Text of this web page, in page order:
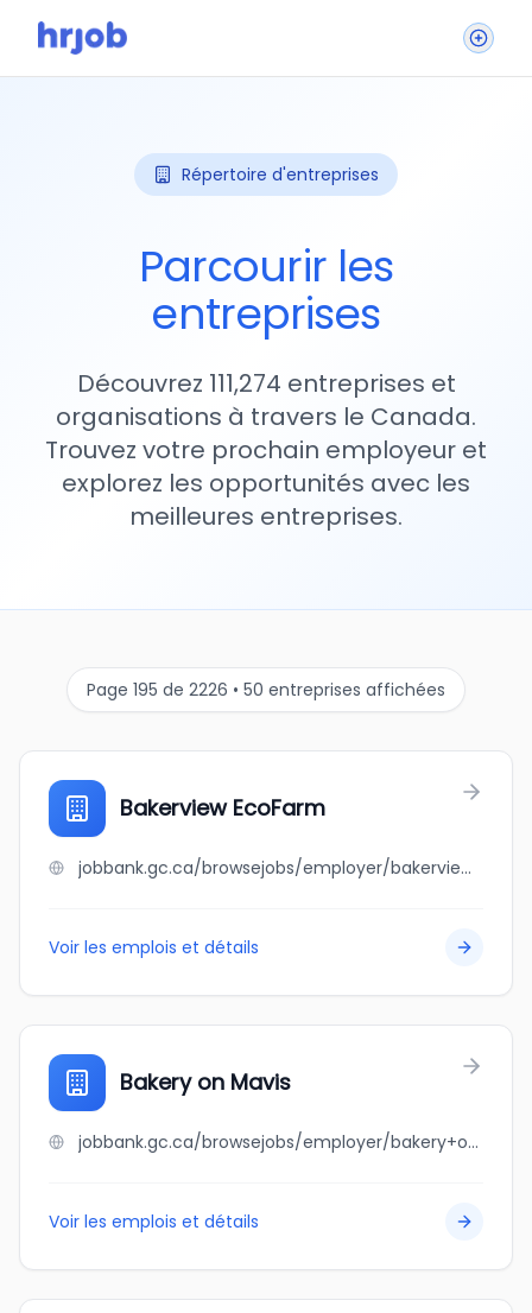
Répertoire d'entreprises
Parcourir les
entreprises
Découvrez 111,274 entreprises et
organisations à travers le Canada.
Trouvez votre prochain employeur et
explorez les opportunités avec les
meilleures entreprises.
Page 195 de 2226 • 50 entreprises affichées
Bakerview EcoFarm
jobbank.gc.ca/browsejobs/employer/bakerview+ecofarm/ca
Voir les emplois et détails
Bakery on Mavis
jobbank.gc.ca/browsejobs/employer/bakery+on+mavis/ca
Voir les emplois et détails